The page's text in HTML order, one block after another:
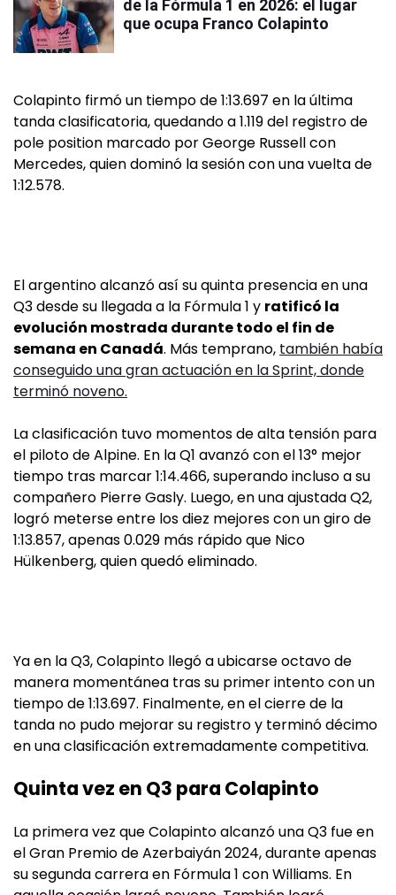
de la Fórmula 1 en 2026: el lugar
que ocupa Franco Colapinto
Colapinto firmó un tiempo de 1:13.697 en la última
tanda clasificatoria, quedando a 1.119 del registro de
pole position marcado por George Russell con
Mercedes, quien dominó la sesión con una vuelta de
1:12.578.
El argentino alcanzó así su quinta presencia en una
Q3 desde su llegada a la Fórmula 1 y ratificó la
evolución mostrada durante todo el fin de
semana en Canadá. Más temprano, también había
conseguido una gran actuación en la Sprint, donde
terminó noveno.
La clasificación tuvo momentos de alta tensión para
el piloto de Alpine. En la Q1 avanzó con el 13° mejor
tiempo tras marcar 1:14.466, superando incluso a su
compañero Pierre Gasly. Luego, en una ajustada Q2,
logró meterse entre los diez mejores con un giro de
1:13.857, apenas 0.029 más rápido que Nico
Hülkenberg, quien quedó eliminado.
Ya en la Q3, Colapinto llegó a ubicarse octavo de
manera momentánea tras su primer intento con un
tiempo de 1:13.697. Finalmente, en el cierre de la
tanda no pudo mejorar su registro y terminó décimo
en una clasificación extremadamente competitiva.
Quinta vez en Q3 para Colapinto
La primera vez que Colapinto alcanzó una Q3 fue en
el Gran Premio de Azerbaiyán 2024, durante apenas
su segunda carrera en Fórmula 1 con Williams. En